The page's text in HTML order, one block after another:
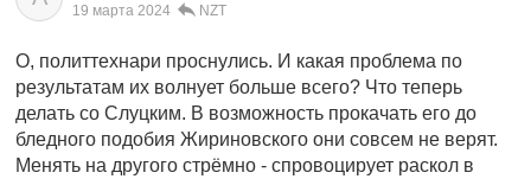
19 марта 2024 NZT
О, политтехнари проснулись. И какая проблема по
результатам их волнует больше всего? Что теперь
делать со Слуцким. В возможность прокачать его до
бледного подобия Жириновского они совсем не верят.
Менять на другого стрёмно - спровоцирует раскол в